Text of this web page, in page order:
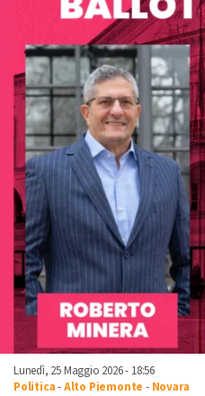
Lunedì, 25 Maggio 2026 - 18:56
Politica-Alto Piemonte - Novara